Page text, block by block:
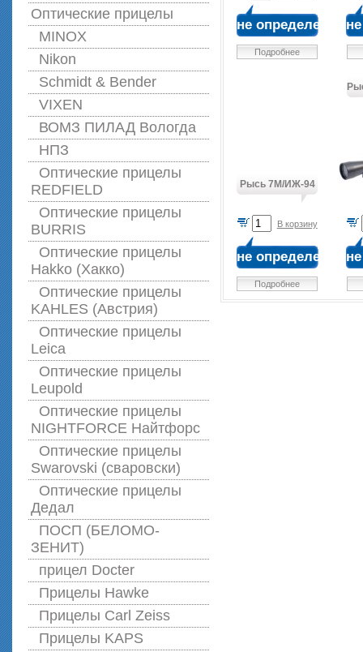
Оптические прицелы
MINOX
Nikon
Schmidt & Bender
VIXEN
ВОМЗ ПИЛАД Вологда
НПЗ
Оптические прицелы
REDFIELD
Оптические прицелы
BURRIS
Оптические прицелы
Hakko (Хакко)
Оптические прицелы
KAHLES (Австрия)
Оптические прицелы
Leica
Оптические прицелы
Leupold
Оптические прицелы
NIGHTFORCE Найтфорс
Оптические прицелы
Swarovski (сваровски)
Оптические прицелы
Дедал
ПОСП (БЕЛОМО-
ЗЕНИТ)
прицел Docter
Прицелы Hawke
Прицелы Carl Zeiss
Прицелы KAPS
не определена
Подробнее
Рысь 7М/ИЖ-94
В корзину
не определена
Подробнее